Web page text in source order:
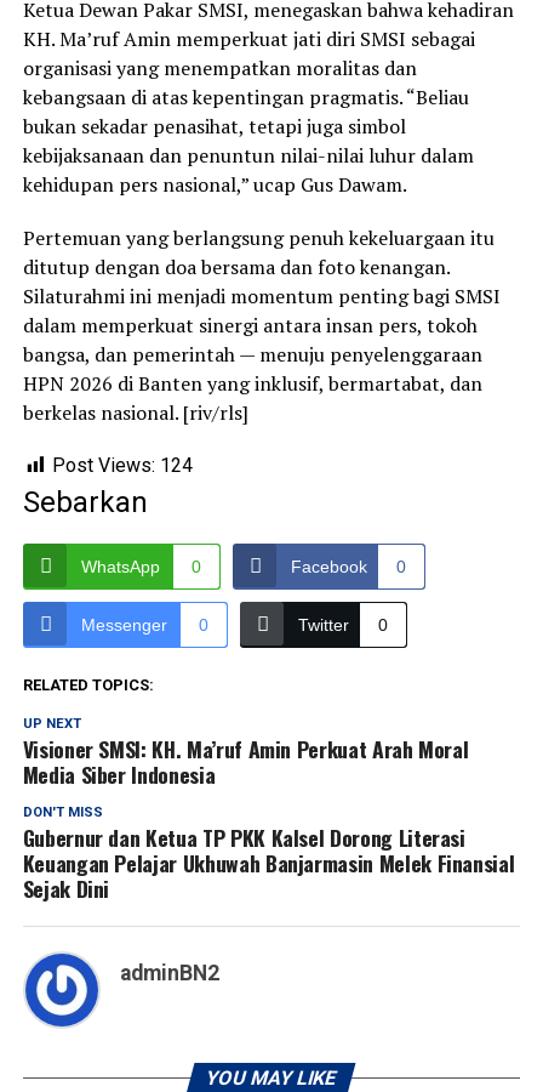
Ketua Dewan Pakar SMSI, menegaskan bahwa kehadiran
KH. Ma’ruf Amin memperkuat jati diri SMSI sebagai
organisasi yang menempatkan moralitas dan
kebangsaan di atas kepentingan pragmatis. “Beliau
bukan sekadar penasihat, tetapi juga simbol
kebijaksanaan dan penuntun nilai-nilai luhur dalam
kehidupan pers nasional,” ucap Gus Dawam.
Pertemuan yang berlangsung penuh kekeluargaan itu
ditutup dengan doa bersama dan foto kenangan.
Silaturahmi ini menjadi momentum penting bagi SMSI
dalam memperkuat sinergi antara insan pers, tokoh
bangsa, dan pemerintah — menuju penyelenggaraan
HPN 2026 di Banten yang inklusif, bermartabat, dan
berkelas nasional. [riv/rls]
Post Views: 124
Sebarkan
WhatsApp 0 Facebook 0
Messenger 0 Twitter 0
RELATED TOPICS:
UP NEXT
Visioner SMSI: KH. Ma’ruf Amin Perkuat Arah Moral
Media Siber Indonesia
DON'T MISS
Gubernur dan Ketua TP PKK Kalsel Dorong Literasi
Keuangan Pelajar Ukhuwah Banjarmasin Melek Finansial
Sejak Dini
adminBN2
YOU MAY LIKE